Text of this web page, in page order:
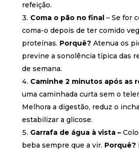
refeição.
Coma o pão no final– Se for
coma-o depois de ter comido
proteínas. Porquê? Atenua os
previne a sonolência típica das
de semana.
Caminhe 2 minutos após as
uma caminhada curta sem o
Melhora a digestão, reduz o
estabilizar a glicose.
Garrafa de água à vista –
beba sempre que a vir. Porquê?